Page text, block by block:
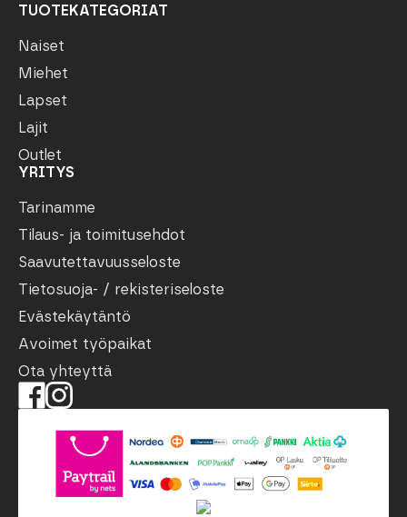
TUOTEKATEGORIAT
Naiset
Miehet
Lapset
Lajit
Outlet
YRITYS
Tarinamme
Tilaus- ja toimitusehdot
Saavutettavuusseloste
Tietosuoja- / rekisteriseloste
Evästekäytäntö
Avoimet työpaikat
Ota yhteyttä